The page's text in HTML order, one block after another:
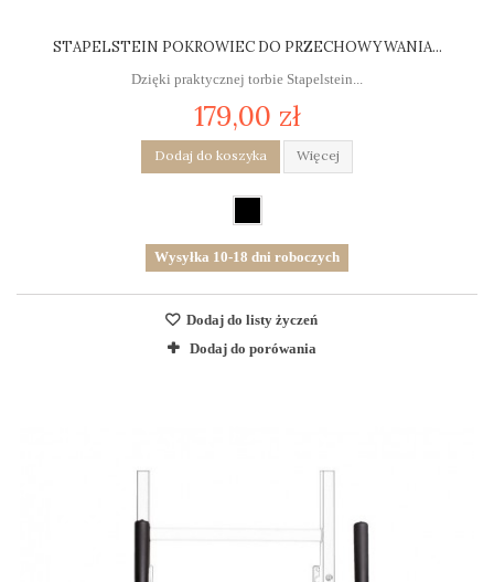
STAPELSTEIN POKROWIEC DO PRZECHOWYWANIA...
Dzięki praktycznej torbie Stapelstein...
179,00 zł
Dodaj do koszyka Więcej
Wysyłka 10-18 dni roboczych
Dodaj do listy życzeń
Dodaj do porówania